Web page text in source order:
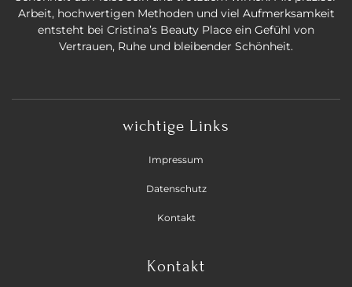
Arbeit, hochwertigen Methoden und viel Aufmerksamkeit
entsteht bei Cristina’s Beauty Place ein Gefühl von
Vertrauen, Ruhe und bleibender Schönheit.
wichtige Links
Impressum
Datenschutz
Kontakt
Kontakt